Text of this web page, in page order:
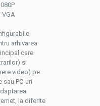
VGA
arhivarea
care
si
video) pe
PC-uri
la diferite